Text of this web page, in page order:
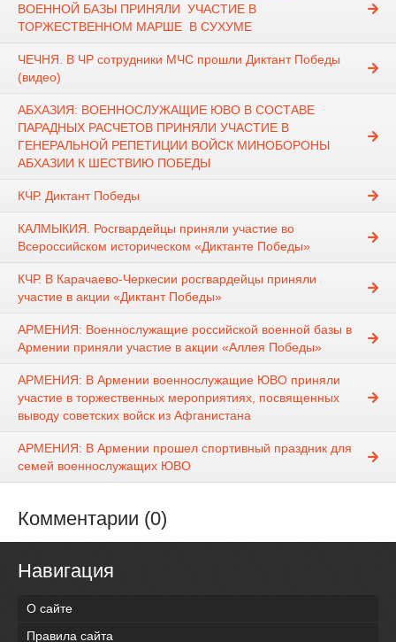
ВОЕННОЙ БАЗЫ ПРИНЯЛИ УЧАСТИЕ В
ТОРЖЕСТВЕННОМ МАРШЕ В СУХУМЕ
ЧЕЧНЯ. В ЧР сотрудники МЧС прошли Диктант Победы
(видео)
АБХАЗИЯ: ВОЕННОСЛУЖАЩИЕ ЮВО В СОСТАВЕ
ПАРАДНЫХ РАСЧЕТОВ ПРИНЯЛИ УЧАСТИЕ В
ГЕНЕРАЛЬНОЙ РЕПЕТИЦИИ ВОЙСК МИНОБОРОНЫ
АБХАЗИИ К ШЕСТВИЮ ПОБЕДЫ
КЧР. Диктант Победы
КАЛМЫКИЯ. Росгвардейцы приняли участие во
Всероссийском историческом «Диктанте Победы»
КЧР. В Карачаево-Черкесии росгвардейцы приняли
участие в акции «Диктант Победы»
АРМЕНИЯ: Военнослужащие российской военной базы в
Армении приняли участие в акции «Аллея Победы»
АРМЕНИЯ: В Армении военнослужащие ЮВО приняли
участие в торжественных мероприятиях, посвященных
выводу советских войск из Афганистана
АРМЕНИЯ: В Армении прошел спортивный праздник для
семей военнослужащих ЮВО
Комментарии (0)
Навигация
О сайте
Правила сайта